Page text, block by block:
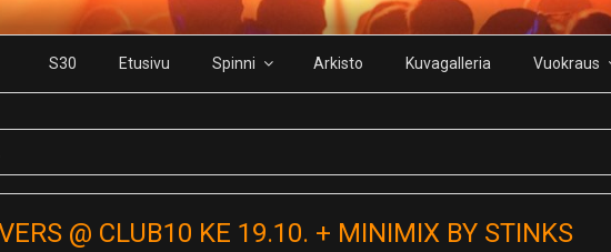
S30 Etusivu Spinni Arkisto Kuvagalleria Vuokraus
@ CLUB10 KE 19.10. + MINIMIX BY STINKS